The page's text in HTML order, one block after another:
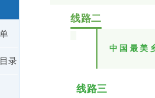
录
线路二
中国最美
线路三